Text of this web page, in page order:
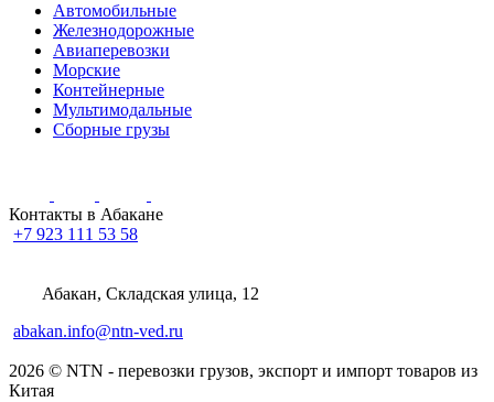
Автомобильные
Железнодорожные
Авиаперевозки
Морские
Контейнерные
Мультимодальные
Сборные грузы
Контакты в Абакане
+7 923 111 53 58
Абакан, Складская улица, 12
abakan.info@ntn-ved.ru
2026 © NTN - перевозки грузов, экспорт и импорт товаров из
Китая